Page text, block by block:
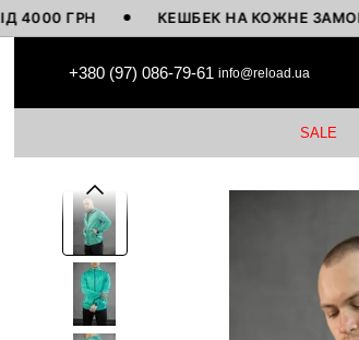
ГРН КЕШБЕК НА КОЖНЕ
+380 (97) 086-79-61 info@reload.ua
SALE